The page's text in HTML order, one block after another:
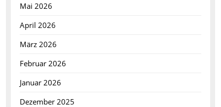
Mai 2026
April 2026
März 2026
Februar 2026
Januar 2026
Dezember 2025